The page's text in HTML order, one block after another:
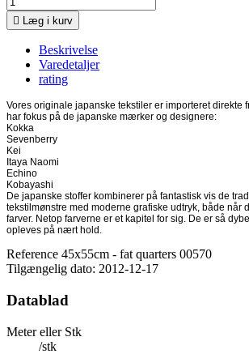
 Læg i kurv
Beskrivelse
Varedetaljer
rating
Vores originale japanske tekstiler er importeret direkte
har fokus på de japanske mærker og designere:
Kokka
Sevenberry
Kei
Itaya Naomi
Echino
Kobayashi
De japanske stoffer kombinerer på fantastisk vis de
tekstilmønstre med moderne grafiske udtryk, både når
farver. Netop farverne er et kapitel for sig. De er så
opleves på nært hold.
Reference 45x55cm - fat quarters 00570
Tilgængelig dato: 2012-12-17
Datablad
Meter eller Stk
/stk